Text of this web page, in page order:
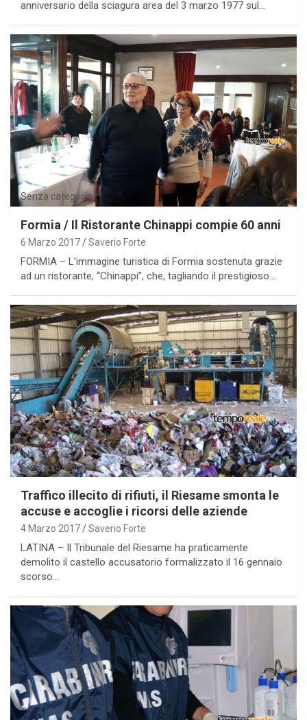
anniversario della sciagura area del 3 marzo 1977 sul…
Senza categoria
Formia / Il Ristorante Chinappi compie 60 anni
6 Marzo 2017 Saverio Forte
FORMIA – L’immagine turistica di Formia sostenuta grazie
ad un ristorante, “Chinappi”, che, tagliando il prestigioso…
Senza categoria
Traffico illecito di rifiuti, il Riesame smonta le
accuse e accoglie i ricorsi delle aziende
4 Marzo 2017 Saverio Forte
LATINA – Il Tribunale del Riesame ha praticamente
demolito il castello accusatorio formalizzato il 16 gennaio
scorso…